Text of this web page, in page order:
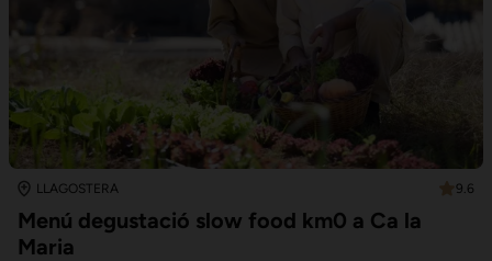
LLAGOSTERA 9.6
Menú degustació slow food km0 a Ca la
Maria